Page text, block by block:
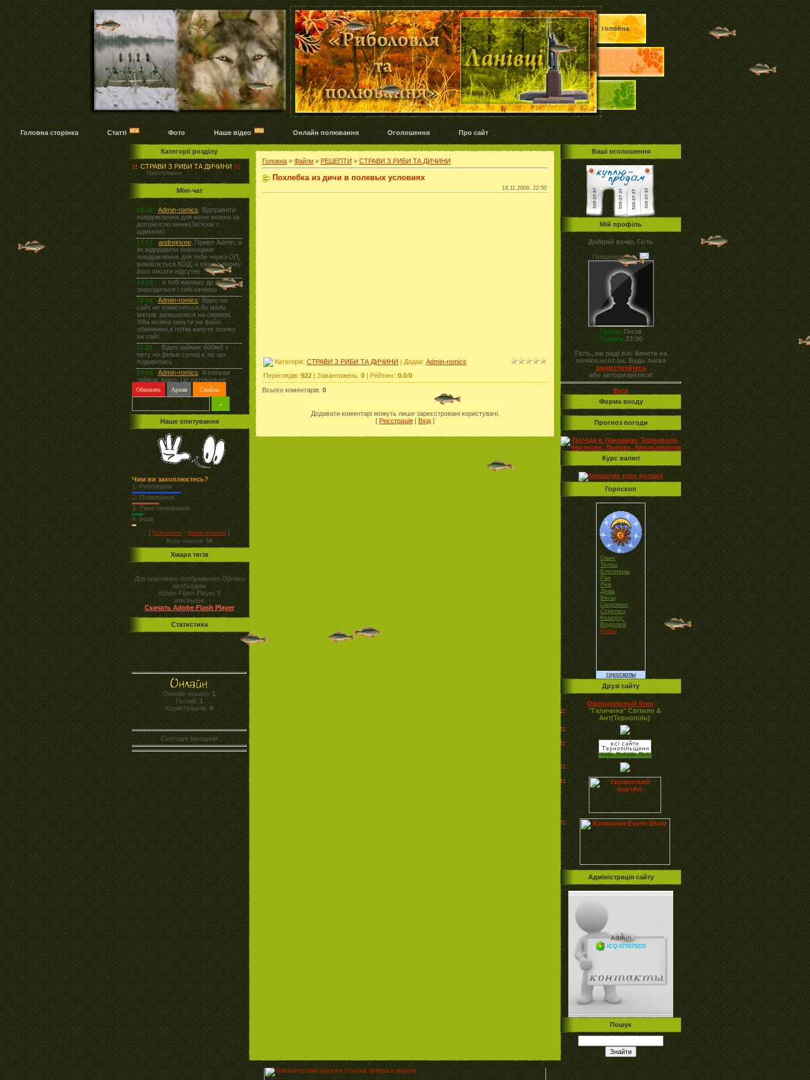
головна
Головна сторінка Статті Фото Наше відео Онлайн полювання Оголошення Про сайт
Категорії розділу
СТРАВИ З РИБИ ТА ДИЧИНИ [6]
Приготування
Міні-чат
Наше опитування
Чим ви захоплюєтесь?
1. Риболовля
2. Полювання
3. Тихе полювання
4. Інше
[ Результаты · Архив опросов ]
Всего ответов: 54
Хмара тегів
Для красивого отображения Облака
необходим
Adobe Flash Player 9
или выше
Скачать Adobe Flash Player
Статистика
Онлайн всього: 1
Гостей: 1
Користувачів: 0
Сьогодні заходили
Головна » Файли » РЕЦЕПТИ » СТРАВИ З РИБИ ТА ДИЧИНИ
Похлебка из дичи в полевых условиях
18.11.2009, 22:50
Категорія: СТРАВИ З РИБИ ТА ДИЧИНИ | Додав: Admin-romics
Переглядів: 922 | Завантажень: 0 | Рейтинг: 0.0/0
Всього коментарів: 0
Додавати коментарі можуть лише зареєстровані користувачі.
[ Реєстрація | Вхід ]
Ваші оголошення
Мій профіль
Добрий вечір, Гість
Повідомлення:
Група: Гости
Година:23:00
Гість, ми раді вас бачити на
romics.ucoz.ua. Будь ласка
зареєструйтесь
або авторизуйтеся!
Вхід
Форма входу
Прогноз погоди
Курс валют
Гороскоп
Овен
Телец
Близнецы
Рак
Лев
Дева
Весы
Скорпион
Стрелец
Козерог
Водолей
Рыбы
гороскопы
Друзі сайту
Официальный блог
"Галичина" Світило &
Ант(Тернопіль)
Адміністрація сайту
Admin
ICQ-373979235
Пошук